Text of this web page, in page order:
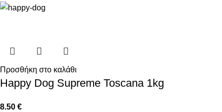
Προσθήκη στο καλάθι
Happy Dog Supreme Toscana 1kg
8.50 €